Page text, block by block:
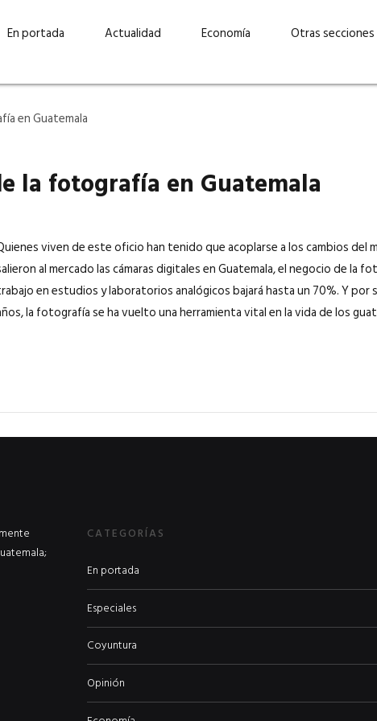
En portada
está en
de Cervecería
Guatemala» –
“Invertir con propósito:
cómo CBC impulsa su
crecimiento industrial a
través de la innovación y la
Actualidad Economía Otras secciones
la fotografía en Guatemala
viven de este oficio han tenido que acoplarse a los cambios del
al mercado las cámaras digitales en Guatemala, el negocio de la
en estudios y laboratorios analógicos bajará hasta un 70%. Y
la fotografía se ha vuelto una herramienta vital en la vida de los
CATEGORÍAS
En portada
Especiales
Coyuntura
Opinión